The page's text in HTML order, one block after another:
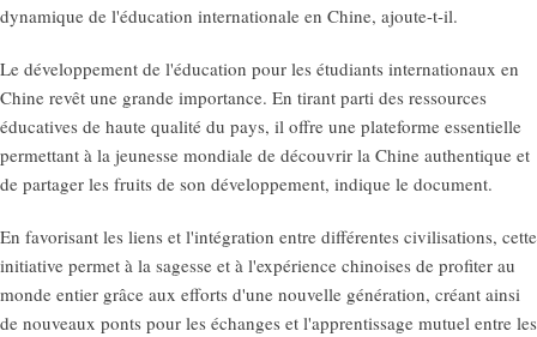
dynamique de l'éducation internationale en Chine, ajoute-t-il.
Le développement de l'éducation pour les étudiants internationaux en
Chine revêt une grande importance. En tirant parti des ressources
éducatives de haute qualité du pays, il offre une plateforme essentielle
permettant à la jeunesse mondiale de découvrir la Chine authentique et
de partager les fruits de son développement, indique le document.
En favorisant les liens et l'intégration entre différentes civilisations, cette
initiative permet à la sagesse et à l'expérience chinoises de profiter au
monde entier grâce aux efforts d'une nouvelle génération, créant ainsi
de nouveaux ponts pour les échanges et l'apprentissage mutuel entre les